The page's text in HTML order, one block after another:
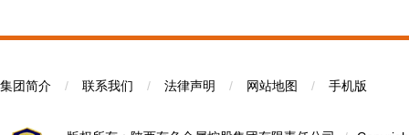
集团简介 / 联系我们 / 法律声明 / 网站地图 / 手机版